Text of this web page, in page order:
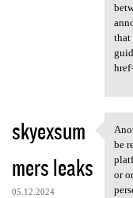
that
skyexsum
mers leaks
05.12.2024
be
or